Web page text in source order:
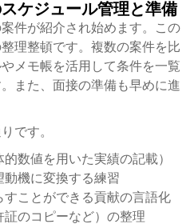
ケジュール管理と準備
件が紹介され始めます。この
理整頓です。複数の案件を比
メモ帳を活用して条件を一覧
また、面接の準備も早めに進
です。
数値を用いた実績の記載）
機に変換する練習
すことができる貢献の言語化
のコピーなど）の整理